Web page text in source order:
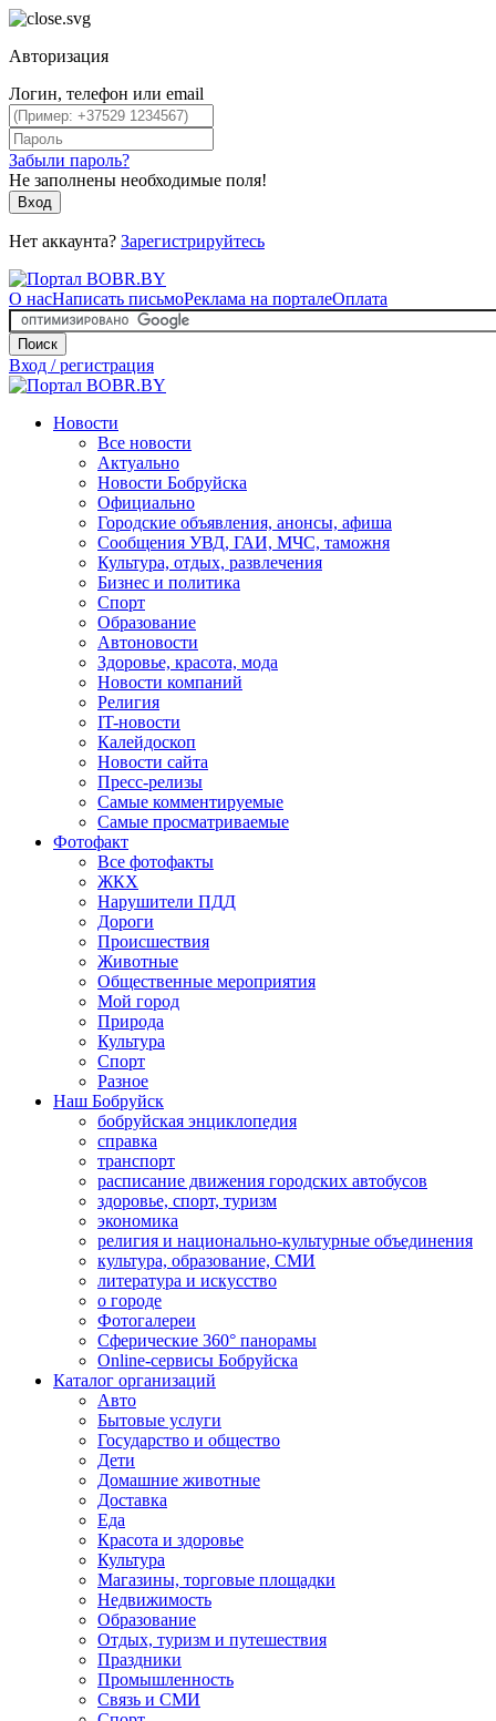
Авторизация
Логин, телефон или email
Забыли пароль?
Не заполнены необходимые поля!
Вход
Нет аккаунта? Зарегистрируйтесь
О насНаписать письмоРеклама на порталеОплата
Поиск
Вход / регистрация
Новости
Все новости
Актуально
Новости Бобруйска
Официально
Городские объявления, анонсы, афиша
Сообщения УВД, ГАИ, МЧС, таможня
Культура, отдых, развлечения
Бизнес и политика
Спорт
Образование
Автоновости
Здоровье, красота, мода
Новости компаний
Религия
IT-новости
Калейдоскоп
Новости сайта
Пресс-релизы
Самые комментируемые
Самые просматриваемые
Фотофакт
Все фотофакты
ЖКХ
Нарушители ПДД
Дороги
Происшествия
Животные
Общественные мероприятия
Мой город
Природа
Культура
Спорт
Разное
Наш Бобруйск
бобруйская энциклопедия
справка
транспорт
расписание движения городских автобусов
здоровье, спорт, туризм
экономика
религия и национально-культурные объединения
культура, образование, СМИ
литература и искусство
о городе
Фотогалереи
Сферические 360° панорамы
Online-сервисы Бобруйска
Каталог организаций
Авто
Бытовые услуги
Государство и общество
Дети
Домашние животные
Доставка
Еда
Красота и здоровье
Культура
Магазины, торговые площадки
Недвижимость
Образование
Отдых, туризм и путешествия
Праздники
Промышленность
Связь и СМИ